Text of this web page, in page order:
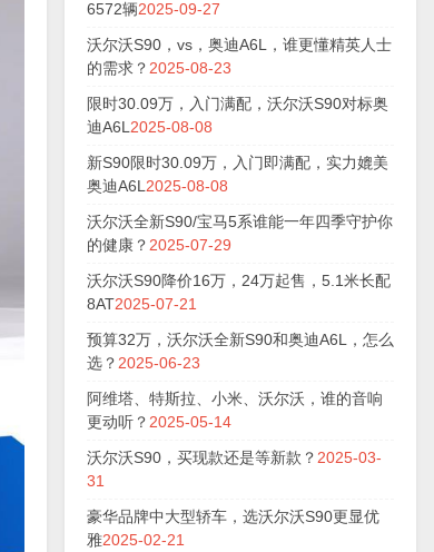
6572辆2025-09-27
沃尔沃S90，vs，奥迪A6L，谁更懂精英人士
的需求？ 2025-08-23
限时30.09万，入门满配，沃尔沃S90对标奥
迪A6L 2025-08-08
新S90限时30.09万，入门即满配，实力媲美
奥迪A6L 2025-08-08
沃尔沃全新S90/宝马5系谁能一年四季守护你
的健康？ 2025-07-29
沃尔沃S90降价16万，24万起售，5.1米长配
8AT2025-07-21
预算32万，沃尔沃全新S90和奥迪A6L，怎么
选？ 2025-06-23
阿维塔、特斯拉、小米、沃尔沃，谁的音响
更动听？ 2025-05-14
沃尔沃S90，买现款还是等新款？ 2025-03-
31
豪华品牌中大型轿车，选沃尔沃S90更显优
雅2025-02-21